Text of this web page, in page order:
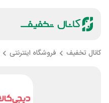
کانال تخفیف فروشگاه اینترنتی